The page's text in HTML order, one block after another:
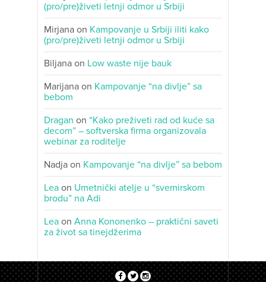
(pro/pre)živeti letnji odmor u Srbiji
Mirjana on Kampovanje u Srbiji iliti kako
(pro/pre)živeti letnji odmor u Srbiji
Biljana on Low waste nije bauk
Marijana on Kampovanje “na divlje” sa
bebom
Dragan on “Kako preživeti rad od kuće sa
decom” – softverska firma organizovala
webinar za roditelje
Nadja on Kampovanje “na divlje” sa bebom
Lea on Umetnički atelje u “svemirskom
brodu” na Adi
Lea on Anna Kononenko – praktični saveti
za život sa tinejdžerima